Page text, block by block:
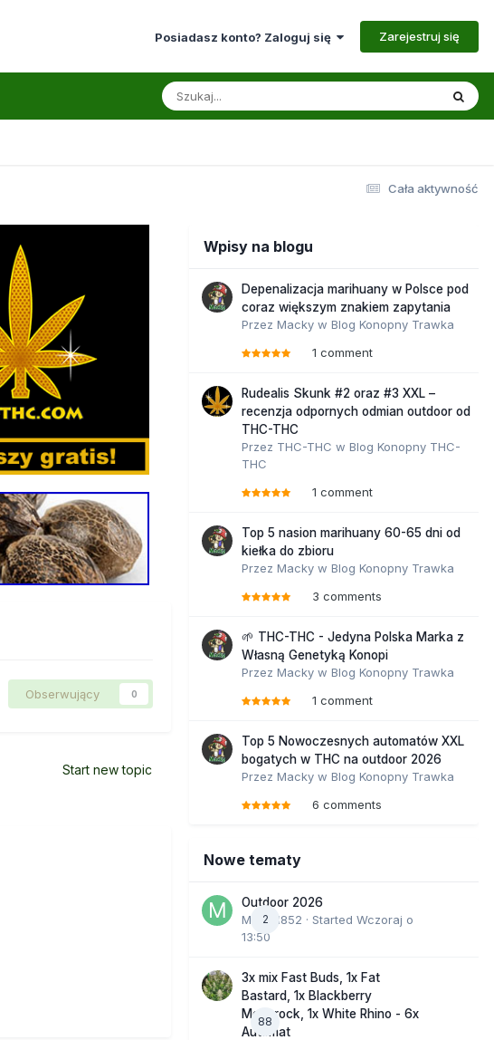
Posiadasz konto? Zaloguj się Zarejestruj się
Cała aktywność
Obserwujący 0
Start new topic
Wpisy na blogu
Depenalizacja marihuany w Polsce pod
coraz większym znakiem zapytania
Przez Macky w Blog Konopny Trawka
1 comment
Rudealis Skunk #2 oraz #3 XXL –
recenzja odpornych odmian outdoor od
THC-THC
Przez THC-THC w Blog Konopny THC-
THC
1 comment
Top 5 nasion marihuany 60-65 dni od
kiełka do zbioru
Przez Macky w Blog Konopny Trawka
3 comments
🌱 THC-THC - Jedyna Polska Marka z
Własną Genetyką Konopi
Przez Macky w Blog Konopny Trawka
1 comment
Top 5 Nowoczesnych automatów XXL
bogatych w THC na outdoor 2026
Przez Macky w Blog Konopny Trawka
6 comments
Nowe tematy
2
Outdoor 2026
Marcel852 · Started Wczoraj o
13:50
88
3x mix Fast Buds, 1x Fat
Bastard, 1x Blackberry
Moonrock, 1x White Rhino - 6x
Automat